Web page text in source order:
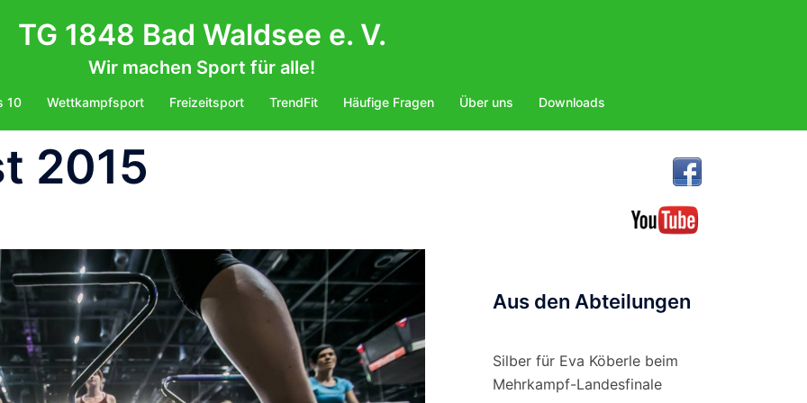
TG 1848 Bad Waldsee e. V.
Wir machen Sport für alle!
10 Wettkampfsport Freizeitsport TrendFit Häufige Fragen Über uns Downloads
2015
Aus den Abteilungen
Silber für Eva Köberle beim
Mehrkampf-Landesfinale